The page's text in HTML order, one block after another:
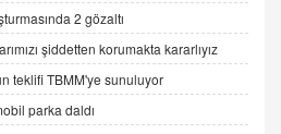
ÖZKALE
2 gözaltı
şiddetten korumakta kararlıyız
teklifi TBMM'ye sunuluyor
parka daldı